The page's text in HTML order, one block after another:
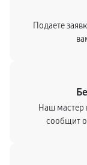
Подаете
Наш мастер
сообщит